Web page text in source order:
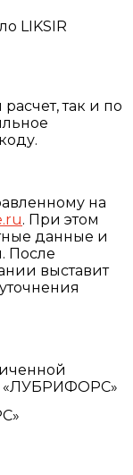
LIKSIR
так и по
на
. При этом
данные и
После
выставит
«ЛУБРИФОРС»